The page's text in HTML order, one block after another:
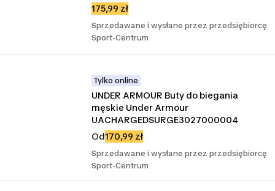
175,99 zł
Sprzedawane i wysłane przez przedsiębiorcę
Sport-Centrum
Tylko online
UNDER ARMOUR Buty do biegania
męskie Under Armour
UACHARGEDSURGE3027000004
Od170,99 zł
Sprzedawane i wysłane przez przedsiębiorcę
Sport-Centrum